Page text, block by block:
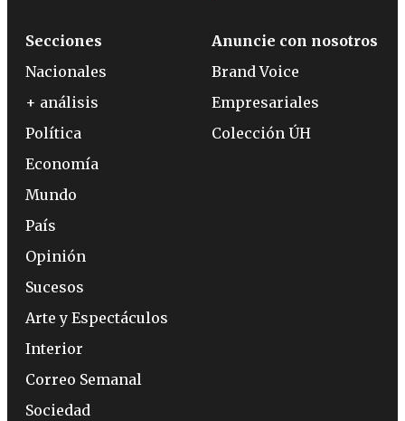
Secciones
Nacionales
+ análisis
Política
Economía
Mundo
País
Opinión
Sucesos
Arte y Espectáculos
Interior
Correo Semanal
Sociedad
Anuncie con nosotros
Brand Voice
Empresariales
Colección ÚH